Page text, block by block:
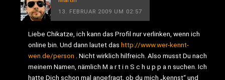
13. FEBRUAR 2009 UM 02:57
Liebe Chikatze, ich kann das Profil nur verlinken, wenn ich
online bin. Und dann lautet das http://www.wer-kennt-
wen.de/person . Nicht wirklich hilfreich. Also musst Du nach
meinem Namen, nämlich M a r t i n S c h u p p a n suchen. Ich
hatte Dich schon mal angefragt, ob du mich „kennst“ und